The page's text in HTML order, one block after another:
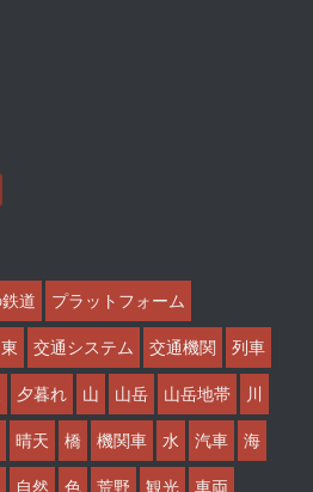
道 プラットフォーム
交通システム 交通機関 列車
夕暮れ 山 山岳 山岳地帯 川
晴天 橋 機関車 水 汽車 海
自然 色 荒野 観光 車両